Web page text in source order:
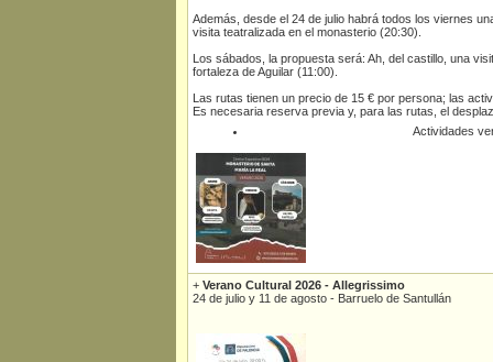
Además, desde el 24 de julio habrá todos los viernes
visita teatralizada en el monasterio (20:30).
Los sábados, la propuesta será: Ah, del castillo, una
fortaleza de Aguilar (11:00).
Las rutas tienen un precio de 15 € por persona; las
Es necesaria reserva previa y, para las rutas, el
Actividades
+ Verano Cultural 2026 - Allegrissimo
24 de julio y 11 de agosto - Barruelo de Santullán